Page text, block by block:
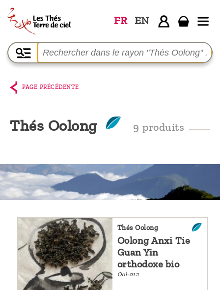
FR EN
Accueil
La
boutique
Parmi les
le blog
Qui
sommes-
Découvrir
le thé
Pu'Erh
Comment
PAGE PRÉCÉDENTE
Thés Oolong 9 produits
Thés Oolong
Oolong Anxi Tie
Guan Yin
orthodoxe bio
Ool-012